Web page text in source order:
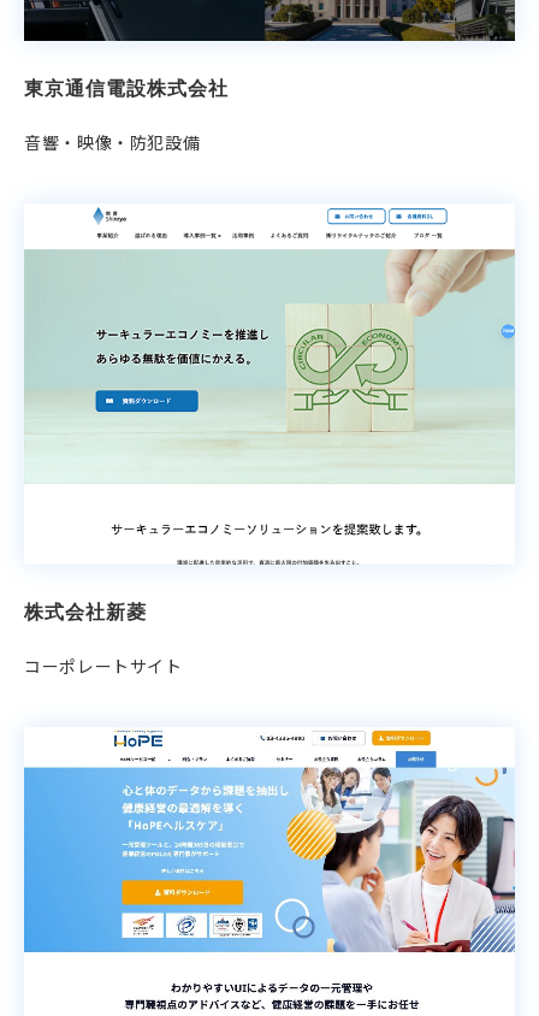
東京通信電設株式会社
音響・映像・防犯設備
株式会社新菱
コーポレートサイト